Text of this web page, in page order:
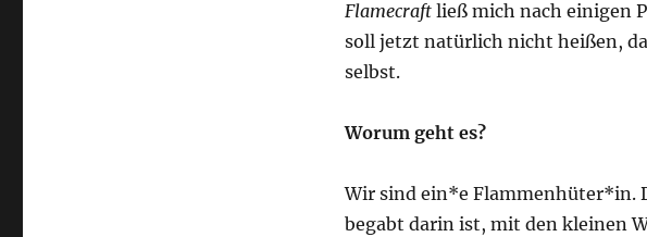
Flamecraftließ mich nach einigen
soll jetzt natürlich nicht heißen,
selbst.
Worum geht es?
Wir sind ein*e Flammenhüter*in.
begabt darin ist, mit den kleinen